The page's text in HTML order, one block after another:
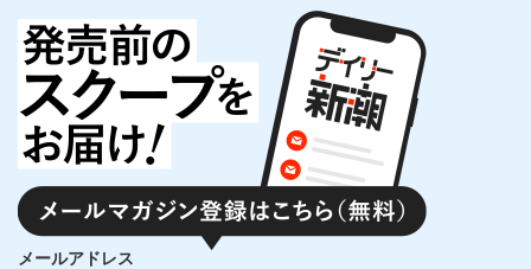
メールアドレス